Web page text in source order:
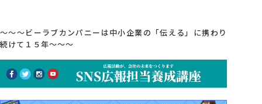
～～～ビーラブカンパニーは中小企業の「伝える」に携わり
続けて１５年～～～